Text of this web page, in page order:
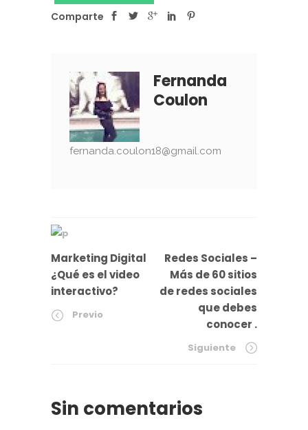
Comparte
Fernanda
Coulon
fernanda.coulon18@gmail.com
Marketing Digital
¿Qué es el video
interactivo?
Previo
Redes Sociales –
Más de 60 sitios
de redes sociales
que debes
conocer .
Siguiente
Sin comentarios